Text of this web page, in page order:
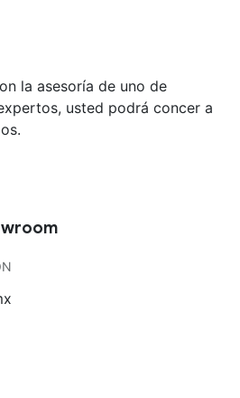
la asesoría de uno de
usted podrá concer a